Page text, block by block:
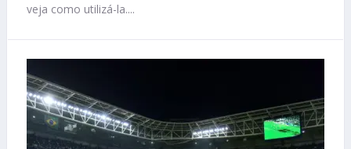
veja como utilizá-la....